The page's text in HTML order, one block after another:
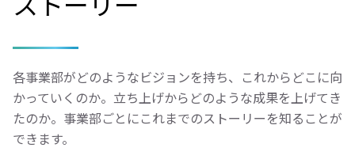
各事業部がどのようなビジョンを持ち、これからどこに向
かっていくのか。立ち上げからどのような成果を上げてき
たのか。事業部ごとにこれまでのストーリーを知ることが
できます。